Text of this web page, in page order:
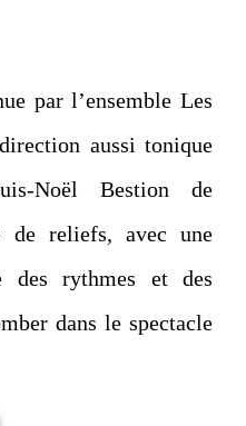
par l’ensemble Les
aussi tonique
Noël Bestion de
de reliefs, avec une
des rythmes et des
dans le spectacle